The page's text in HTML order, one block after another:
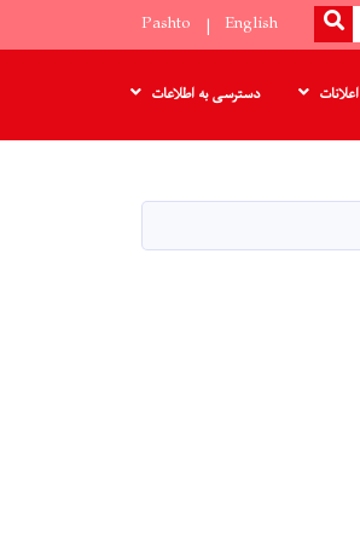
SEARCH
English
Pashto
اعلانات دسترسی به اطلاعات